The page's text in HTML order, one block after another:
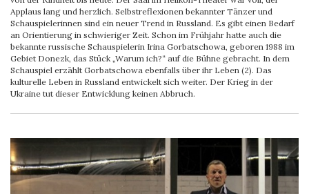
Applaus lang und herzlich. Selbstreflexionen bekannter Tänzer und
Schauspielerinnen sind ein neuer Trend in Russland. Es gibt einen Bedarf
an Orientierung in schwieriger Zeit. Schon im Frühjahr hatte auch die
bekannte russische Schauspielerin Irina Gorbatschowa, geboren 1988 im
Gebiet Donezk, das Stück „Warum ich?“ auf die Bühne gebracht. In dem
Schauspiel erzählt Gorbatschowa ebenfalls über ihr Leben (2). Das
kulturelle Leben in Russland entwickelt sich weiter. Der Krieg in der
Ukraine tut dieser Entwicklung keinen Abbruch.